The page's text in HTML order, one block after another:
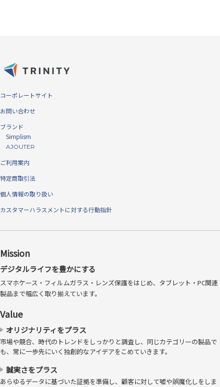
コーポレートサイト
お問い合わせ
ブランド
Simplism
AJOUTER
ご利用案内
特定商取引法
個人情報の取り扱い
カスタマーハラスメントに対する行動指針
Mission
デジタルライフを豊かにする
スマホケース・フィルムガラス・レンズ保護をはじめ、タブレット・PC関連
製品まで幅広く取り揃えています。
Value
オリジナリティをプラス
市場や競合、時代のトレンドをしっかりと調査し、同じカテゴリーの製品で
も、常に一歩先にいく独創的なアイデアをこめていきます。
誠実さをプラス
あらゆるデータに基づいた証拠を準備し、顧客に対して嘘や誤魔化しをしま